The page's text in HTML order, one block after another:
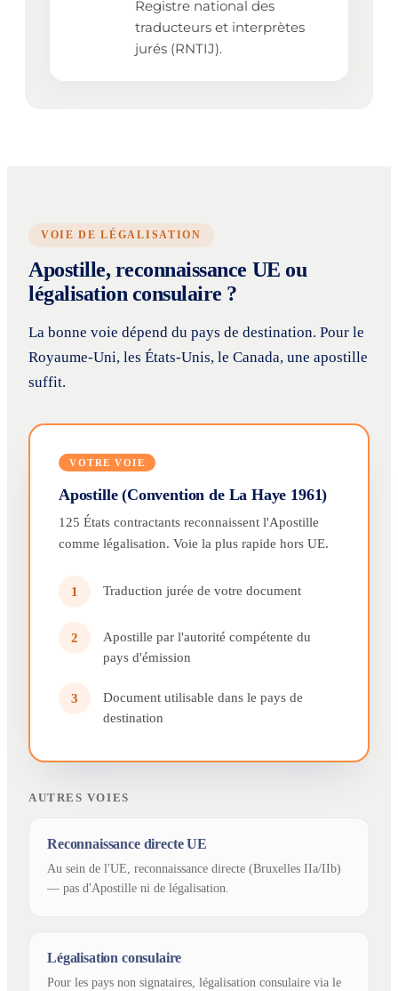
Registre national des
traducteurs et interprètes
jurés (RNTIJ).
VOIE DE LÉGALISATION
Apostille, reconnaissance UE ou
légalisation consulaire ?
La bonne voie dépend du pays de destination. Pour le
Royaume-Uni, les États-Unis, le Canada, une apostille
suffit.
VOTRE VOIE
Apostille (Convention de La Haye 1961)
125 États contractants reconnaissent l'Apostille
comme légalisation. Voie la plus rapide hors UE.
1 Traduction jurée de votre document
2
Apostille par l'autorité compétente du
pays d'émission
3
Document utilisable dans le pays de
destination
AUTRES VOIES
Reconnaissance directe UE
Au sein de l'UE, reconnaissance directe (Bruxelles IIa/IIb)
— pas d'Apostille ni de légalisation.
Légalisation consulaire
Pour les pays non signataires, légalisation consulaire via le